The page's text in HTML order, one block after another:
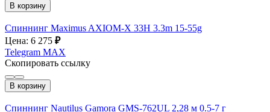
В корзину
Спиннинг Maximus AXIOM-X 33H 3.3m 15-55g
Цена: 6 275 ₽
Telegram MAX
Скопировать ссылку
В корзину
Спиннинг Nautilus Gamora GMS-762UL 2,28 м 0.5-7 г